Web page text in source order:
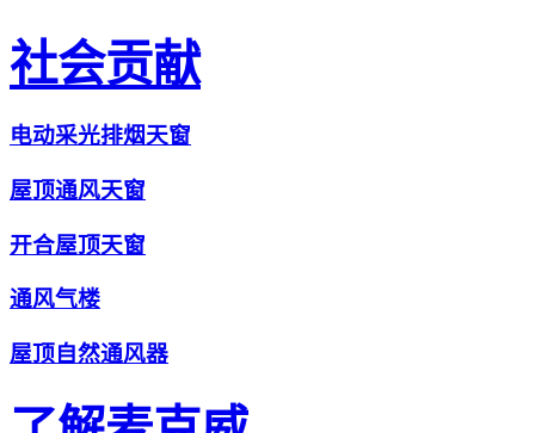
社会贡献
电动采光排烟天窗
屋顶通风天窗
开合屋顶天窗
通风气楼
屋顶自然通风器